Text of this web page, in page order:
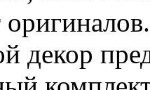
декор